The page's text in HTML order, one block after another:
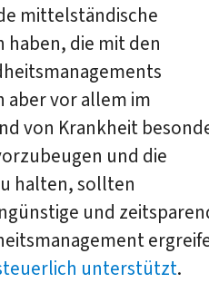
mittelständische
die mit den
aber vor allem im
von Krankheit
und die
halten, sollten
und
unterstützt.